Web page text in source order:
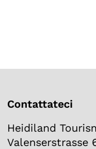
Contattateci
Heidiland
Valenserstrasse